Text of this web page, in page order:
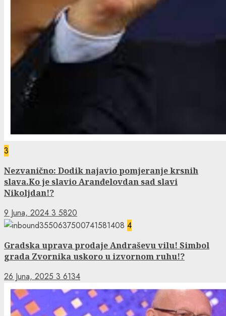
3
Nezvanično: Dodik najavio pomjeranje krsnih
slava.Ko je slavio Aranđelovdan sad slavi
Nikoljdan!?
9 Juna, 2024 3 5820
4
Gradska uprava prodaje Andraševu vilu! Simbol
grada Zvornika uskoro u izvornom ruhu!?
26 Juna, 2025 3 6134